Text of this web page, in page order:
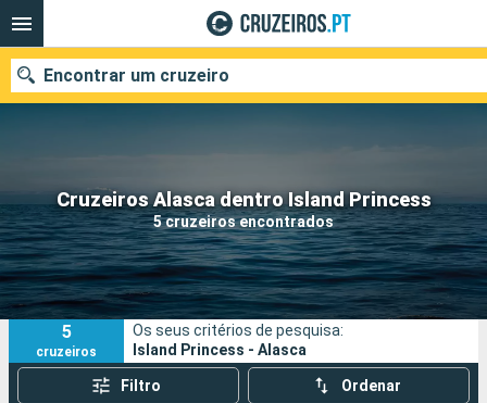
Cruzeiros Alasca dentro Island Princess
5 cruzeiros encontrados
Encontrar um cruzeiro
Quando ir?
Data de partida
Portos Companhias
Pesquisar
5
cruzeiros
Os seus critérios de pesquisa:
Island Princess - Alasca
Filtro Ordenar